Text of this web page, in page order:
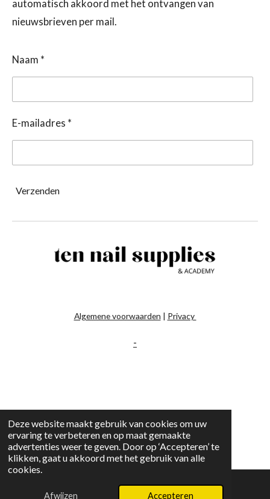
Deze website maakt gebruik van cookies om uw
ervaring te verbeteren en op maat gemaakte
advertenties weer te geven. Door op ‘Accepteren’ te
klikken, gaat u akkoord met het gebruik van alle
cookies.
Afwijzen Accepteren
automatisch akkoord met het ontvangen van
nieuwsbrieven per mail.
Naam *
E-mailadres *
Verzenden
Algemene voorwaarden | Privacy
-